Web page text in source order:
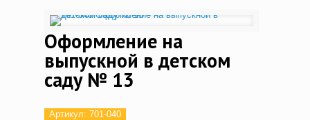
Оформление на
выпускной в детском
саду № 13
Артикул: 701-040